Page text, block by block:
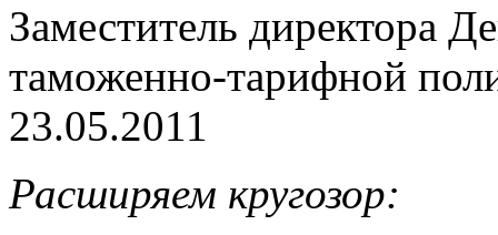
Заместитель директора
таможенно-тарифной
23.05.2011
Расширяем кругозор: